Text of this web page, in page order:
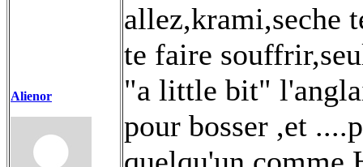
Alienor
allez,krami,seche
te faire
"a little bit"
pour bosser ,et